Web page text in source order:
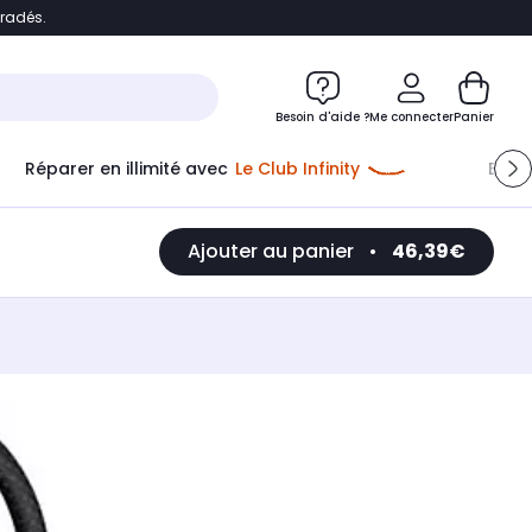
Accéder directement au chatbot
Besoin d'aide ?Me connecterPanier
Réparer en illimité avec Le Club Infinity
Ajouter au panier • 46,39€